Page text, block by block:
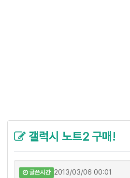
갤럭시 노트2 구매!
글쓴시간 2013/03/06 00:01